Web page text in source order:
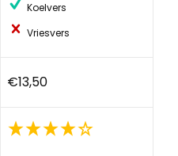
Koelvers
Vriesvers
€13,50